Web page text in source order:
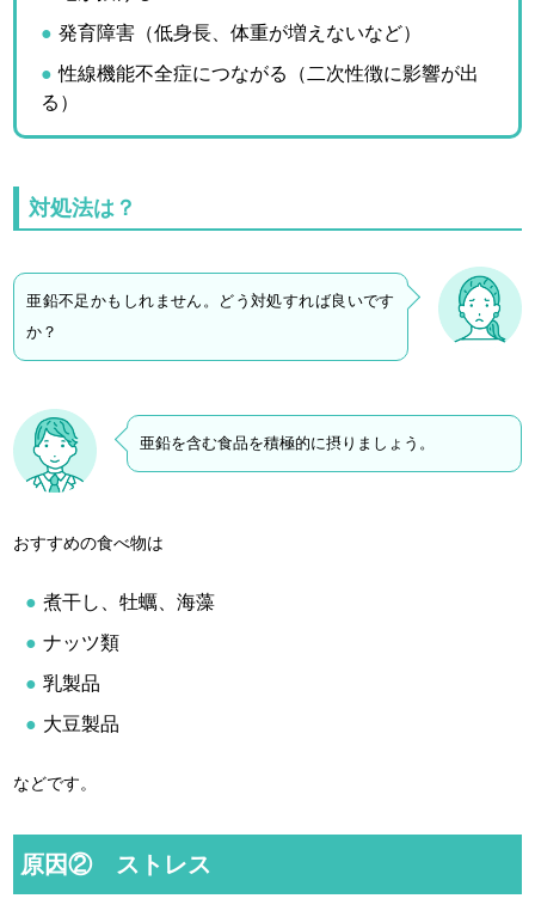
発育障害（低身長、体重が増えないなど）
性線機能不全症につながる（二次性徴に影響が出
る）
対処法は？
亜鉛不足かもしれません。どう対処すれば良いです
か？
亜鉛を含む食品を積極的に摂りましょう。
おすすめの食べ物は
煮干し、牡蠣、海藻
ナッツ類
乳製品
大豆製品
などです。
原因② ストレス